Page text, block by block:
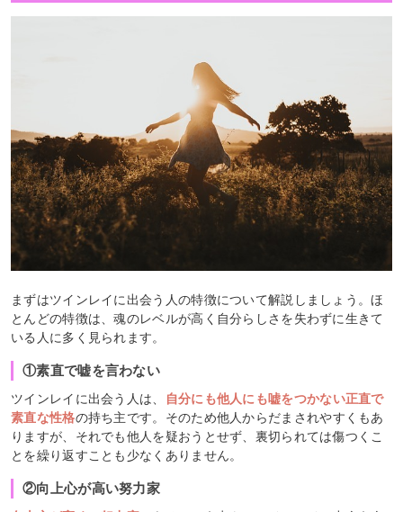
まずはツインレイに出会う人の特徴について解説しましょう。ほ
とんどの特徴は、魂のレベルが高く自分らしさを失わずに生きて
いる人に多く見られます。
①素直で嘘を言わない
ツインレイに出会う人は、
自分にも他人にも嘘をつかない正直で
素直な性格の持ち主です。そのため他人からだまされやすくもあ
りますが、それでも他人を疑おうとせず、裏切られては傷つくこ
とを繰り返すことも少なくありません。
②向上心が高い努力家